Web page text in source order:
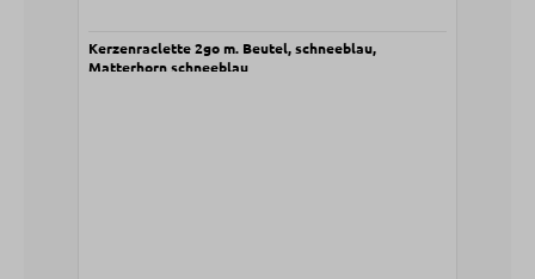
Kerzenraclette 2go m. Beutel, schneeblau,
Matterhorn schneeblau